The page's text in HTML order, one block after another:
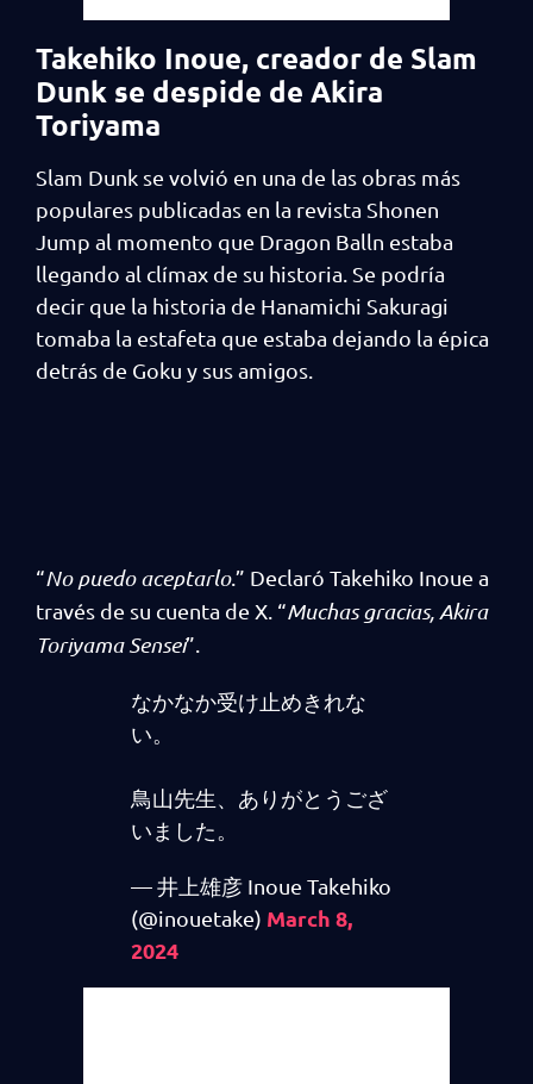
Takehiko Inoue, creador de Slam
Dunk se despide de Akira
Toriyama
Slam Dunk se volvió en una de las obras más
populares publicadas en la revista Shonen
Jump al momento que Dragon Balln estaba
llegando al clímax de su historia. Se podría
decir que la historia de Hanamichi Sakuragi
tomaba la estafeta que estaba dejando la épica
detrás de Goku y sus amigos.
“No puedo aceptarlo.” Declaró Takehiko Inoue a
través de su cuenta de X. “Muchas gracias, Akira
Toriyama Sensei”.
なかなか受け止めきれな
い。
鳥山先生、ありがとうござ
いました。
— 井上雄彦 Inoue Takehiko
(@inouetake) March 8,
2024